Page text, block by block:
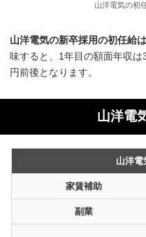
山洋電気の初
山洋電気の新卒採用の初任給
味すると、1年目の額面年収
円前後となります。
山洋電
山洋電
家賃補助
副業